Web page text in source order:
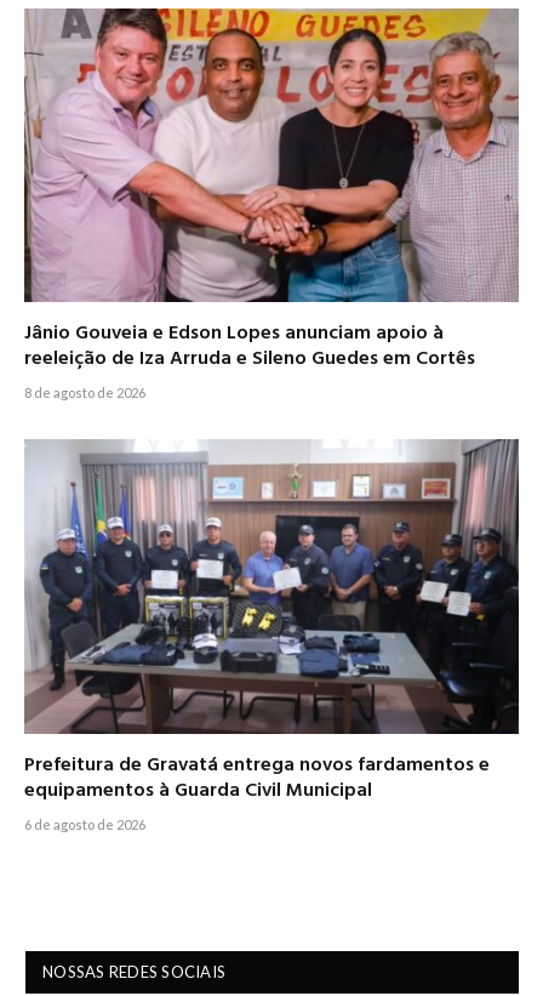
Jânio Gouveia e Edson Lopes anunciam apoio à
reeleição de Iza Arruda e Sileno Guedes em Cortês
8 de agosto de 2026
Prefeitura de Gravatá entrega novos fardamentos e
equipamentos à Guarda Civil Municipal
6 de agosto de 2026
NOSSAS REDES SOCIAIS